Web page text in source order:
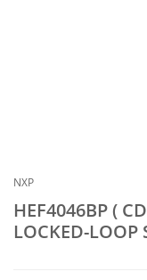
NXP
HEF4046BP (
LOCKED-LOOP